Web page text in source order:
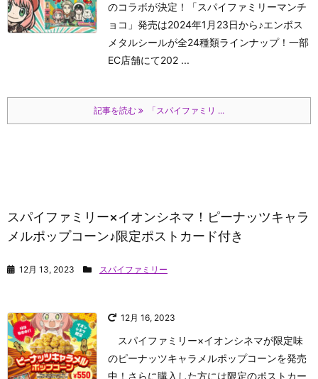
のコラボが決定！「スパイファミリーマンチ
ョコ」発売は2024年1月23日から♪エンボス
メタルシールが全24種類ラインナップ！一部
EC店舗にて202 ...
記事を読む 「スパイファミリ ...
スパイファミリー×イオンシネマ！ピーナッツキャラ
メルポップコーン♪限定ポストカード付き
12月 13, 2023 スパイファミリー
12月 16, 2023
スパイファミリー×イオンシネマが限定味
のピーナッツキャラメルポップコーンを発売
中！さらに購入した方には限定のポストカー